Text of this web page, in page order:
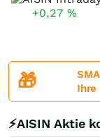
+0,27 %
🎁
Ihre
⚡AISIN Aktie